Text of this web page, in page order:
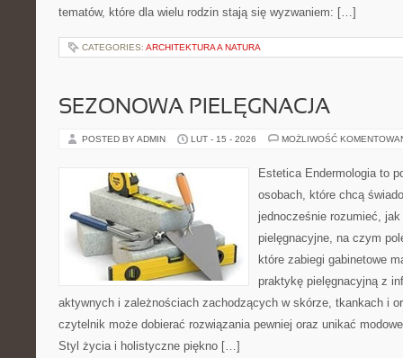
tematów, które dla wielu rodzin stają się wyzwaniem: […]
CATEGORIES: ARCHITEKTURA A NATURA
SEZONOWA PIELĘGNACJA
POSTED BY ADMIN LUT - 15 - 2026 MOŻLIWOŚĆ
Estetica Endermologia to
osobach, które chcą
jednocześnie rozumieć, jak
pielęgnacyjne, na czym
które zabiegi gabinetowe
praktykę pielęgnacyjną z
aktywnych i zależnościach zachodzących w skórze, tkankach i
czytelnik może dobierać rozwiązania pewniej oraz unikać
Styl życia i holistyczne piękno […]